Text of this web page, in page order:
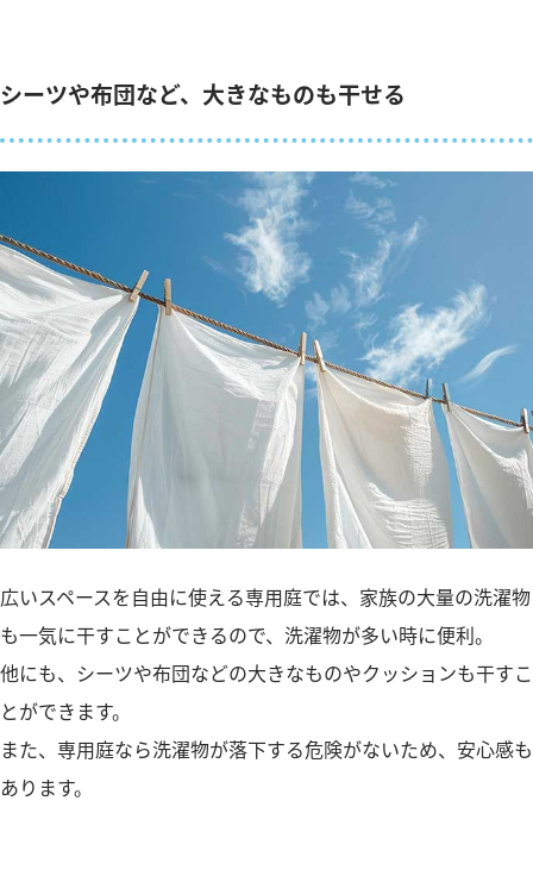
シーツや布団など、大きなものも干せる
広いスペースを自由に使える専用庭では、家族の大量の洗濯物
も一気に干すことができるので、洗濯物が多い時に便利。
他にも、シーツや布団などの大きなものやクッションも干すこ
とができます。
また、専用庭なら洗濯物が落下する危険がないため、安心感も
あります。